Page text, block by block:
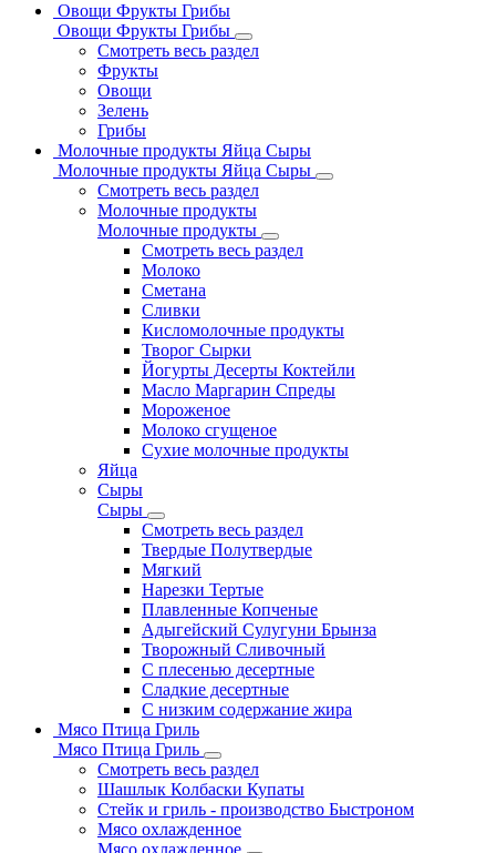
Овощи Фрукты Грибы
Овощи Фрукты Грибы
Смотреть весь раздел
Фрукты
Овощи
Зелень
Грибы
Молочные продукты Яйца Сыры
Молочные продукты Яйца Сыры
Смотреть весь раздел
Молочные продукты
Молочные продукты
Смотреть весь раздел
Молоко
Сметана
Сливки
Кисломолочные продукты
Творог Сырки
Йогурты Десерты Коктейли
Масло Маргарин Спреды
Мороженое
Молоко сгущеное
Сухие молочные продукты
Яйца
Сыры
Сыры
Смотреть весь раздел
Твердые Полутвердые
Мягкий
Нарезки Тертые
Плавленные Копченые
Адыгейский Сулугуни Брынза
Творожный Сливочный
С плесенью десертные
Сладкие десертные
С низким содержание жира
Мясо Птица Гриль
Мясо Птица Гриль
Смотреть весь раздел
Шашлык Колбаски Купаты
Стейк и гриль - производство Быстроном
Мясо охлажденное
Мясо охлажденное